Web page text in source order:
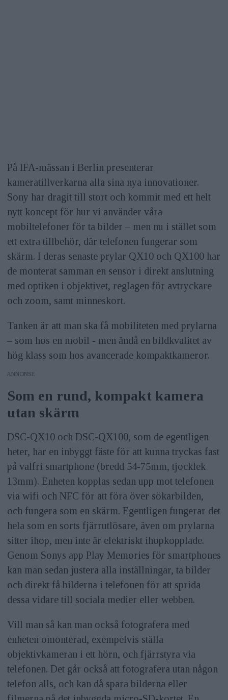
På IFA-mässan i Berlin presenterar
kameratillverkarna alla sina nya innovationer.
Sony har dragit till stort och kommit med ett helt
nytt koncept för hur vi använder våra
mobiltelefoner för ta bilder – men nu i stället som
ett extra tillbehör, där telefonen fungerar som
skärm. I deras senaste prylar QX10 och QX100 har
de monterat samman en sensor i direkt anslutning
med optiken i objektivet, reglagen för avtryckare
och zoom, samt minneskort.
Tanken är att man ska få mobiliteten med prylarna
– som hos en mobil - men ändå en bildkvalitet av
hög klass som hos avancerade kompaktkameror.
ANNONS
Som en rund, kompakt kamera
utan skärm
DSC-QX10 och DSC-QX100, som de egentligen
heter, har en inbyggt fäste för att kunna tryckas fast
på valfri smartphone (bredd 54-75mm, tjocklek
13mm). Enheten kopplas sedan upp mot telefonen
via wifi och NFC för att föra över sökarbilden,
och fungera som en skärm. Egentligen fungerar det
hela som en sorts fjärrutlösare, även om prylarna
sitter ihop, men inte är elektriskt ihopkopplade.
Genom Sonys app Play Memories för smartphones
kan man sedan justera alla inställningar, ta bilder
och direkt få bilderna i telefonen för att sprida
dessa vidare till sociala medier eller webben.
Vill man så kan man också fotografera med
enheten omonterad, exempelvis ställa
objektivkameran i ett hörn, och fjärrstyra via
telefonen. Det går också att fotografera utan någon
telefon alls, och kan då spara bilderna eller